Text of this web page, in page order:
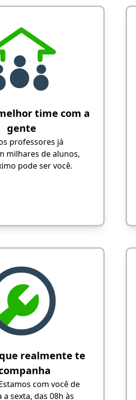
time com a
gente
professores já
milhares de alunos,
pode ser você.
realmente te
com você de
a sexta, das 08h às